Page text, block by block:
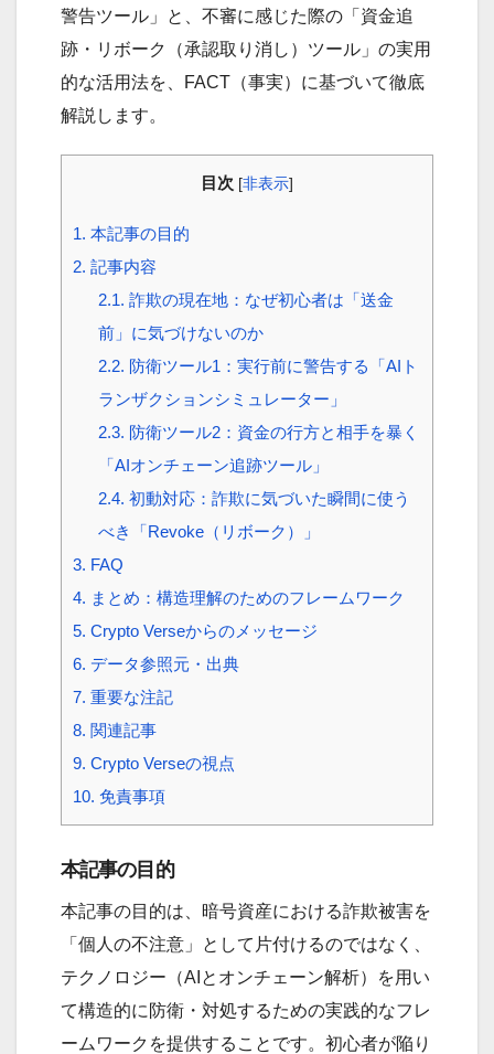
警告ツール」と、不審に感じた際の「資金追
跡・リボーク（承認取り消し）ツール」の実用
的な活用法を、FACT（事実）に基づいて徹底
解説します。
目次 [非表示]
1. 本記事の目的
2. 記事内容
2.1. 詐欺の現在地：なぜ初心者は「送金
前」に気づけないのか
2.2. 防衛ツール1：実行前に警告する「AIト
ランザクションシミュレーター」
2.3. 防衛ツール2：資金の行方と相手を暴く
「AIオンチェーン追跡ツール」
2.4. 初動対応：詐欺に気づいた瞬間に使う
べき「Revoke（リボーク）」
3. FAQ
4. まとめ：構造理解のためのフレームワーク
5. Crypto Verseからのメッセージ
6. データ参照元・出典
7. 重要な注記
8. 関連記事
9. Crypto Verseの視点
10. 免責事項
本記事の目的
本記事の目的は、暗号資産における詐欺被害を
「個人の不注意」として片付けるのではなく、
テクノロジー（AIとオンチェーン解析）を用い
て構造的に防衛・対処するための実践的なフレ
ームワークを提供することです。初心者が陥り